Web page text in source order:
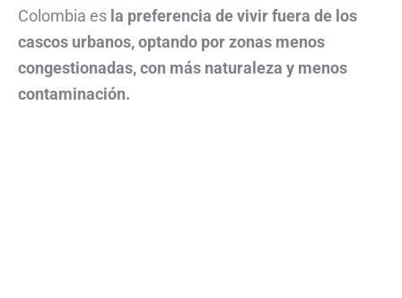
Colombia es la preferencia de vivir fuera de los
cascos urbanos, optando por zonas menos
congestionadas, con más naturaleza y menos
contaminación.